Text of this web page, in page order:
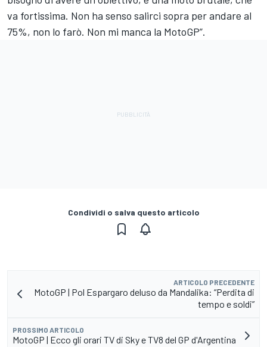
va fortissima. Non ha senso salirci sopra per andare al
75%, non lo farò. Non mi manca la MotoGP”.
Condividi o salva questo articolo
ARTICOLO PRECEDENTE
MotoGP | Pol Espargaro deluso da Mandalika: “Perdita di
tempo e soldi”
PROSSIMO ARTICOLO
MotoGP | Ecco gli orari TV di Sky e TV8 del GP d'Argentina